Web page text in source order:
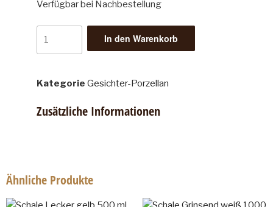
Verfügbar bei Nachbestellung
In den Warenkorb
Kategorie Gesichter-Porzellan
Zusätzliche Informationen
Ähnliche Produkte